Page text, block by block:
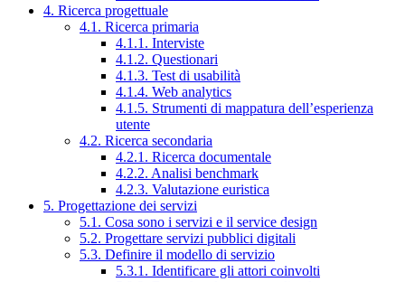
4. Ricerca progettuale
4.1. Ricerca primaria
4.1.1. Interviste
4.1.2. Questionari
4.1.3. Test di usabilità
4.1.4. Web analytics
4.1.5. Strumenti di mappatura dell’esperienza
utente
4.2. Ricerca secondaria
4.2.1. Ricerca documentale
4.2.2. Analisi benchmark
4.2.3. Valutazione euristica
5. Progettazione dei servizi
5.1. Cosa sono i servizi e il service design
5.2. Progettare servizi pubblici digitali
5.3. Definire il modello di servizio
5.3.1. Identificare gli attori coinvolti